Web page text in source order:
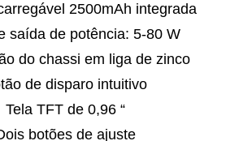
2500mAh integrada
saída de potência: 5-80 W
do chassi em liga de zinco
de disparo intuitivo
Tela TFT de 0,96 “
botões de ajuste